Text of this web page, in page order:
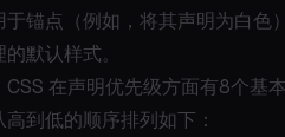
于锚点（例如，将其声明为白色
默认样式。
在声明优先级方面有8个基
到低的顺序排列如下：